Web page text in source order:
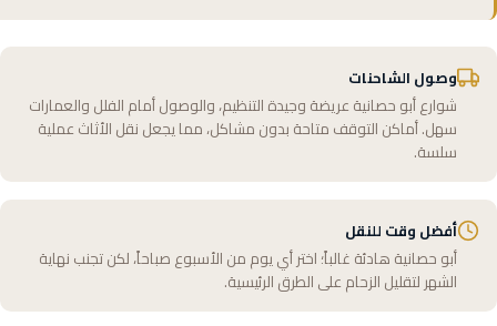
وصول الشاحنات
شوارع أبو حصانية عريضة وجيدة التنظيم، والوصول أمام الفلل والعمارات
سهل. أماكن التوقف متاحة بدون مشاكل، مما يجعل نقل الأثاث عملية
سلسة.
أفضل وقت للنقل
أبو حصانية هادئة غالباً؛ اختر أي يوم من الأسبوع صباحاً، لكن تجنب نهاية
الشهر لتقليل الزحام على الطرق الرئيسية.